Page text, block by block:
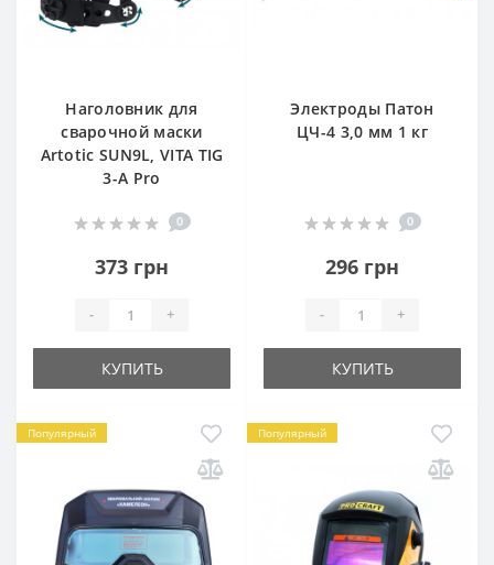
Наголовник для
сварочной маски
Artotic SUN9L, VITA TIG
3-A Pro
0
373 грн
- +
КУПИТЬ
Электроды Патон
ЦЧ-4 3,0 мм 1 кг
0
296 грн
- +
КУПИТЬ
Популярный Популярный